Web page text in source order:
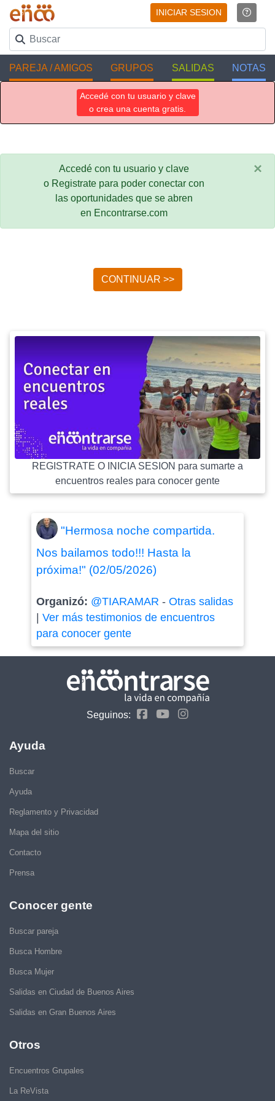
INICIAR SESION
PAREJA / AMIGOS GRUPOS SALIDAS NOTAS
Accedé con tu usuario y clave
o crea una cuenta gratis.
Accedé con tu usuario y clave
o Registrate para poder conectar con
las oportunidades que se abren
en Encontrarse.com
×
CONTINUAR >>
REGISTRATE O INICIA SESION para sumarte a
encuentros reales para conocer gente
"Hermosa noche compartida.
Nos bailamos todo!!! Hasta la
próxima!" (02/05/2026)
Organizó: @TIARAMAR - Otras salidas
Ver más testimonios de encuentros
para conocer gente
Seguinos:
Ayuda
Buscar
Ayuda
Reglamento y Privacidad
Mapa del sitio
Contacto
Prensa
Conocer gente
Buscar pareja
Busca Hombre
Busca Mujer
Salidas en Ciudad de Buenos Aires
Salidas en Gran Buenos Aires
Otros
Encuentros Grupales
La ReVista